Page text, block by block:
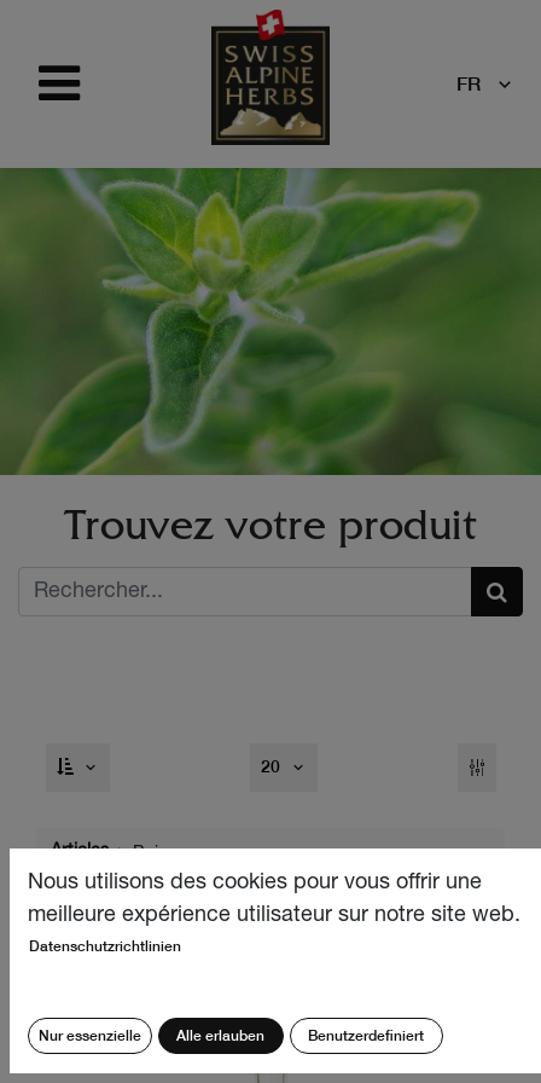
FR
Trouvez votre produit
20
Articles Boissons
Nous utilisons des cookies pour vous offrir une
meilleure expérience utilisateur sur notre site web.
Datenschutzrichtlinien
Nur essenzielle Alle erlauben Benutzerdefiniert